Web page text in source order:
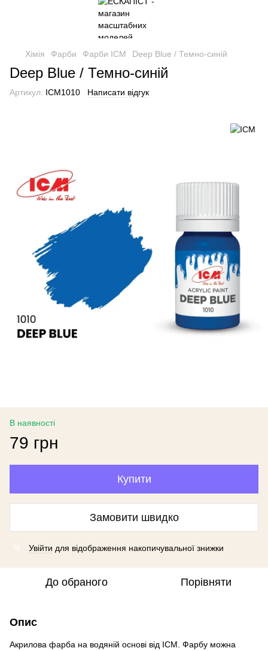
Хімія Фарби Фарби ICM Deep Blue / Темно-синій
Deep Blue / Темно-синій
Артикул: ICM1010 Написати відгук
В наявності
79 грн
Купити
Замовити швидко
% Увійти для відображення накопичувальної знижки
До обраного Порівняти
Опис
Акрилова фарба на водяній основі від ICM. Фарбу можна